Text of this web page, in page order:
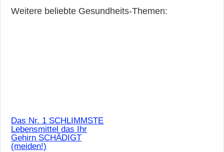
Weitere beliebte Gesundheits-Themen:
Das Nr. 1 SCHLIMMSTE
Lebensmittel das Ihr
Gehirn SCHÄDIGT
(meiden!)